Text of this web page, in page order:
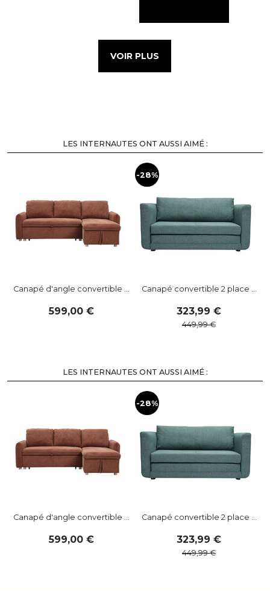
VOIR PLUS
LES INTERNAUTES ONT AUSSI AIMÉ :
Canapé d'angle convertible ...
599,00
-28%
Canapé convertible 2 place ...
323,99
449,99
LES INTERNAUTES ONT AUSSI AIMÉ :
Canapé d'angle convertible ...
599,00
-28%
Canapé convertible 2 place ...
323,99
449,99